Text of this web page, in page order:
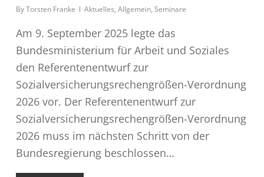
ByTorsten Franke Aktuelles, Allgemein, Seminare
Am 9. September 2025 legte das
Bundesministerium für Arbeit und Soziales
den Referentenentwurf zur
Sozialversicherungsrechengrößen-Verordnung
2026 vor. Der Referentenentwurf zur
Sozialversicherungsrechengrößen-Verordnung
2026 muss im nächsten Schritt von der
Bundesregierung beschlossen…